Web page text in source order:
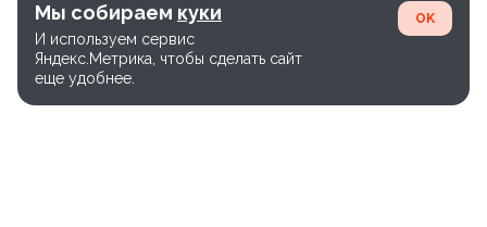
Мы собираем куки
И используем сервис
Яндекс.Метрика, чтобы сделать сайт
еще удобнее.
OK